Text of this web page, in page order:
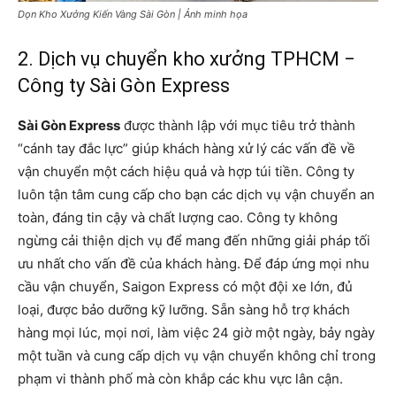
Dọn Kho Xưởng Kiến Vàng Sài Gòn | Ảnh minh họa
2. Dịch vụ chuyển kho xưởng TPHCM −
Công ty Sài Gòn Express
Sài Gòn Express được thành lập với mục tiêu trở thành
“cánh tay đắc lực” giúp khách hàng xử lý các vấn đề về
vận chuyển một cách hiệu quả và hợp túi tiền. Công ty
luôn tận tâm cung cấp cho bạn các dịch vụ vận chuyển an
toàn, đáng tin cậy và chất lượng cao. Công ty không
ngừng cải thiện dịch vụ để mang đến những giải pháp tối
ưu nhất cho vấn đề của khách hàng. Để đáp ứng mọi nhu
cầu vận chuyển, Saigon Express có một đội xe lớn, đủ
loại, được bảo dưỡng kỹ lưỡng. Sẵn sàng hỗ trợ khách
hàng mọi lúc, mọi nơi, làm việc 24 giờ một ngày, bảy ngày
một tuần và cung cấp dịch vụ vận chuyển không chỉ trong
phạm vi thành phố mà còn khắp các khu vực lân cận.